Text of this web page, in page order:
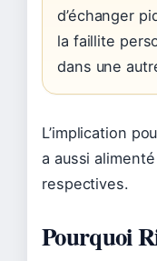
d’échanger
la faillite
dans une
L’implication
a aussi
respectives.
Pourquoi